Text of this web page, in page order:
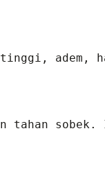
tinggi, adem,
tahan sobek.